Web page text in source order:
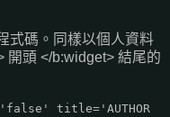
式碼。同樣以個人資料
開頭 </b:widget> 結尾的
title='AUTHOR